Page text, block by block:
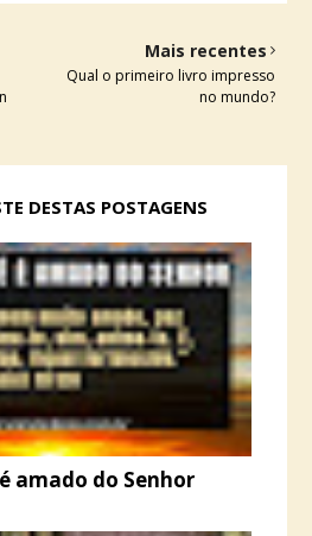
Mais recentes
Qual o primeiro livro impresso
no mundo?
DESTAS POSTAGENS
amado do Senhor